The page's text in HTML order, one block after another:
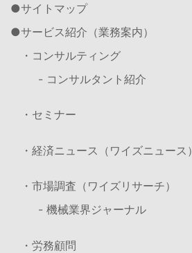
サイトマップ
サービス紹介（業務案内）
・コンサルティング
- コンサルタント紹介
・セミナー
・経済ニュース（ワイズニュース）
・市場調査（ワイズリサーチ）
- 機械業界ジャーナル
・労務顧問